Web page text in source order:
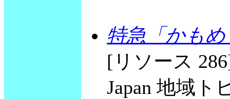
特急「かも
[リソース
Japan 地域ト